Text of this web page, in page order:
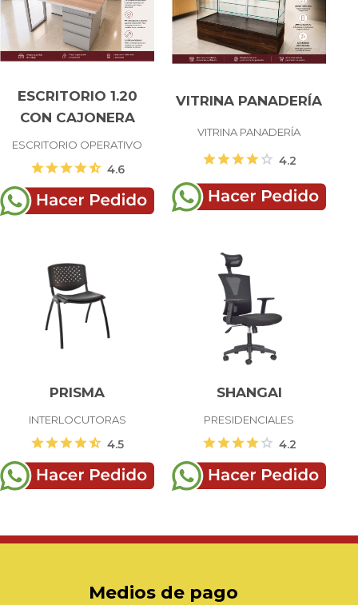
ESCRITORIO 1.20
CON CAJONERA
ESCRITORIO OPERATIVO
starstarstarstarstar_half 4.6
VITRINA PANADERÍA
VITRINA PANADERÍA
starstarstarstarstar 4.2
PRISMA
INTERLOCUTORAS
starstarstarstarstar_half 4.5
SHANGAI
PRESIDENCIALES
starstarstarstarstar 4.2
Medios de pago